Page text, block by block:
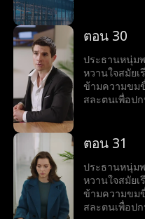
ตอน 30
ประธานหนุ่ม
หวานใจสมัยเ
ข้ามความขม
สละตนเพื่อป
ตอน 31
ประธานหนุ่ม
หวานใจสมัยเ
ข้ามความขม
สละตนเพื่อป